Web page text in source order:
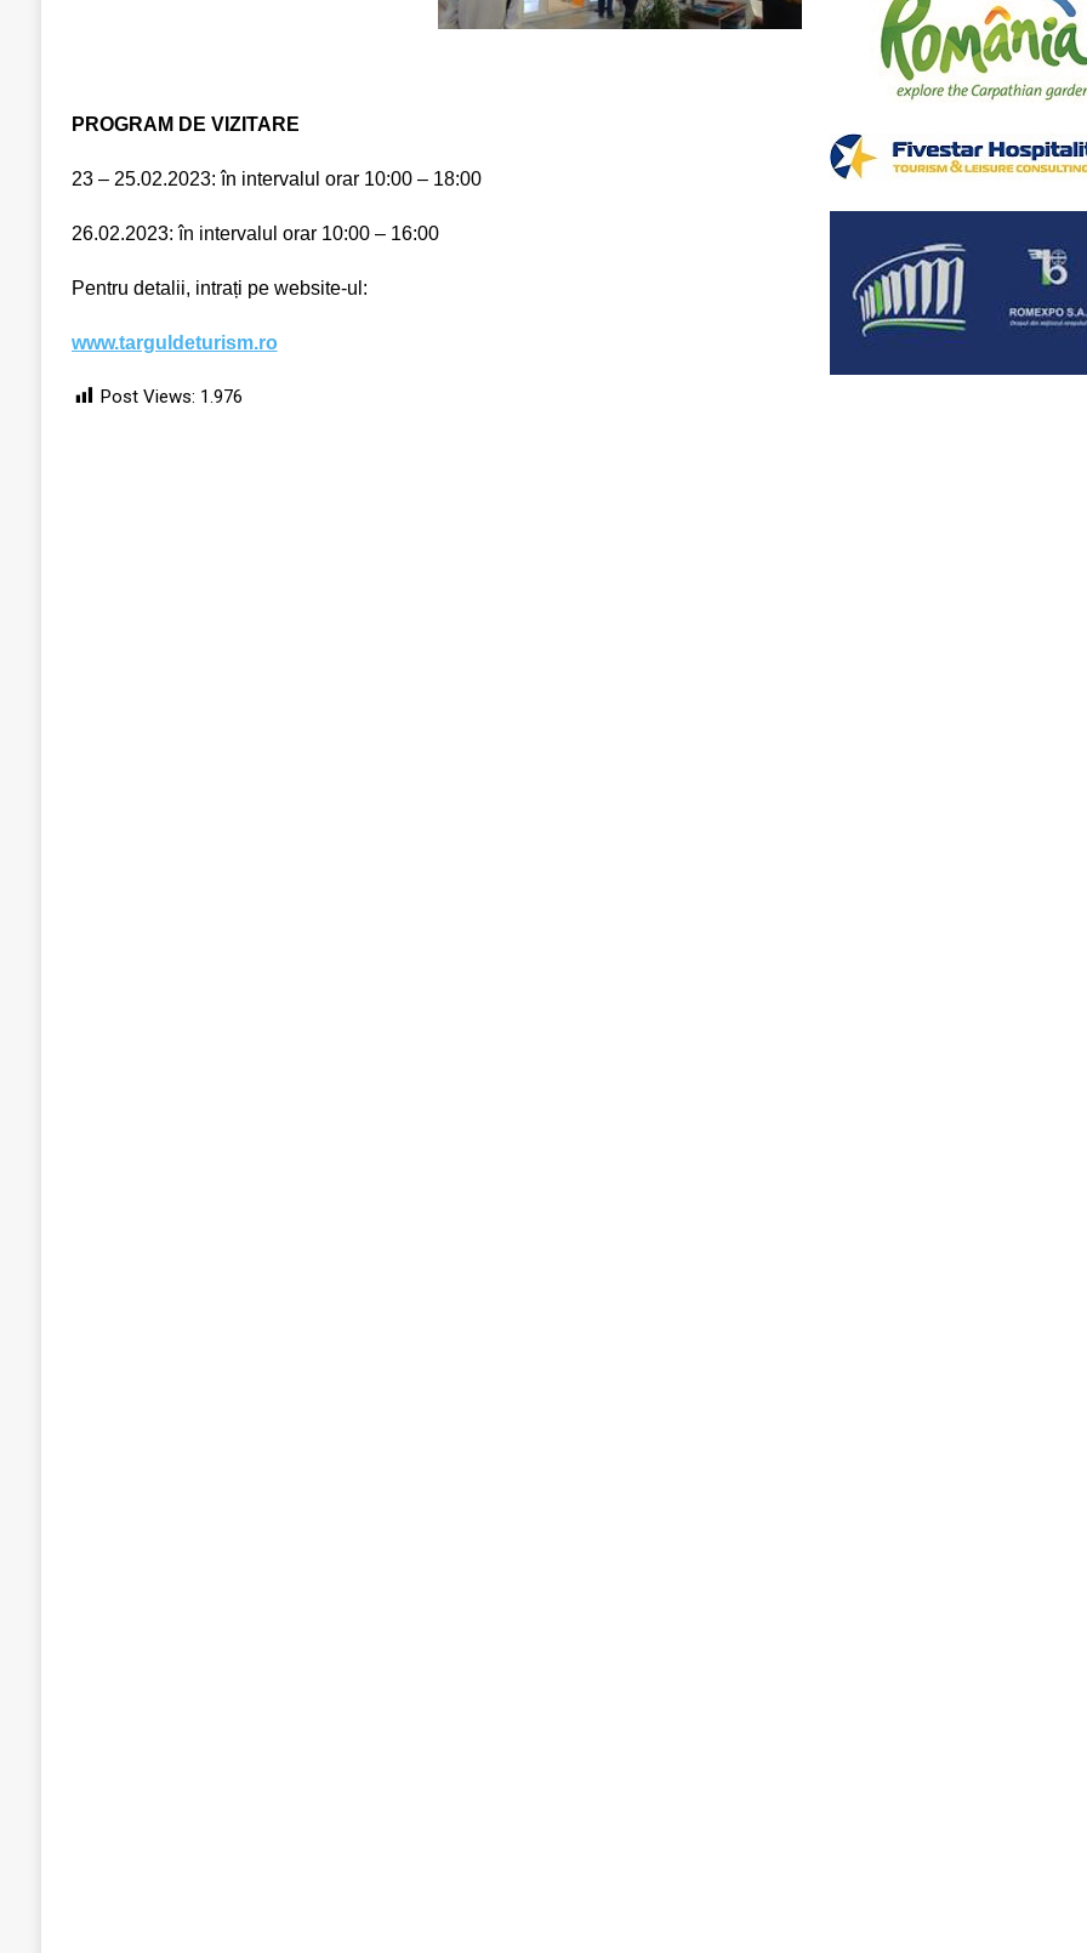
PROGRAM DE VIZITARE
23 – 25.02.2023: în intervalul orar 10:00 – 18:00
26.02.2023: în intervalul orar 10:00 – 16:00
Pentru detalii, intrați pe website-ul:
www.targuldeturism.ro
Post Views: 1.976